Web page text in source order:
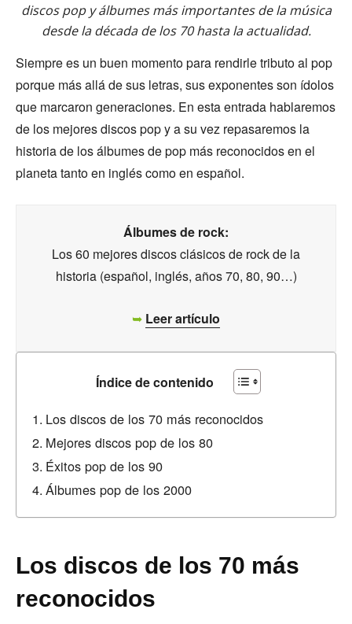
discos pop y álbumes más importantes de la música
desde la década de los 70 hasta la actualidad.
Siempre es un buen momento para rendirle tributo al pop
porque más allá de sus letras, sus exponentes son ídolos
que marcaron generaciones. En esta entrada hablaremos
de los mejores discos pop y a su vez repasaremos la
historia de los álbumes de pop más reconocidos en el
planeta tanto en inglés como en español.
Álbumes de rock:
Los 60 mejores discos clásicos de rock de la
historia (español, inglés, años 70, 80, 90…)
➥ Leer artículo
Índice de contenido
Los discos de los 70 más reconocidos
Mejores discos pop de los 80
Éxitos pop de los 90
Álbumes pop de los 2000
Los discos de los 70 más
reconocidos